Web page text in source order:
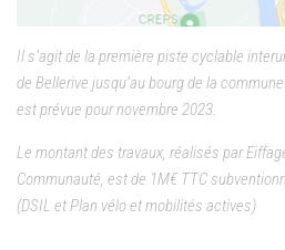
Il s’agit de la première piste cyclable
de Bellerive jusqu’au bourg de la
est prévue pour novembre 2023.
Le montant des travaux, réalisés par
Communauté, est de 1M€ TTC
(DSIL et Plan vélo et mobilités actives)